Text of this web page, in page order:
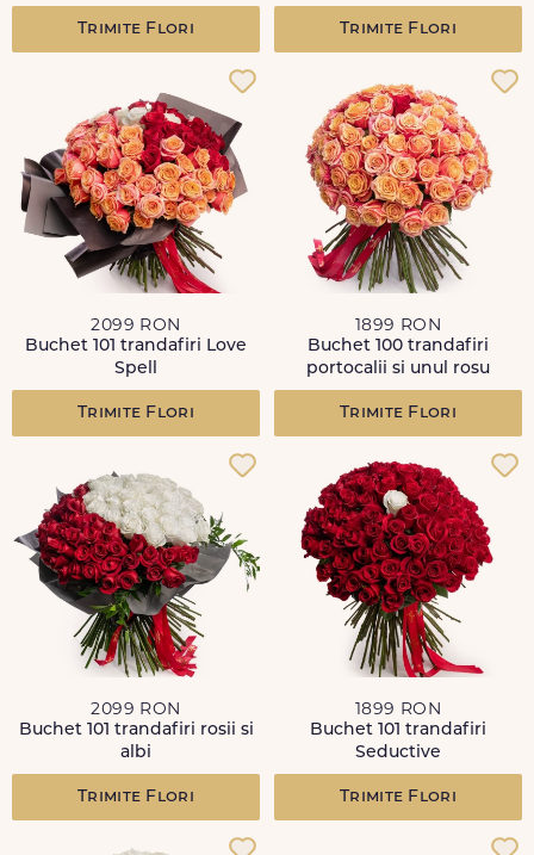
Trimite Flori Trimite Flori
2099 RON
Buchet 101 trandafiri Love
Spell
Trimite Flori
1899 RON
Buchet 100 trandafiri
portocalii si unul rosu
Trimite Flori
2099 RON
Buchet 101 trandafiri rosii si
albi
Trimite Flori
1899 RON
Buchet 101 trandafiri
Seductive
Trimite Flori